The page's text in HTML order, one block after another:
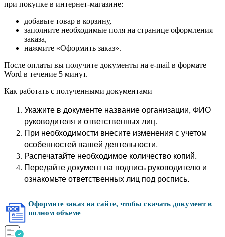
при покупке в интернет-магазине:
добавьте товар в корзину,
заполните необходимые поля на странице оформления
заказа,
нажмите «Оформить заказ».
После оплаты вы получите документы на e-mail в формате
Word в течение 5 минут.
Как работать с полученными документами
Укажите в документе название организации, ФИО
руководителя и ответственных лиц.
При необходимости внесите изменения с учетом
особенностей вашей деятельности.
Распечатайте необходимое количество копий.
Передайте документ на подпись руководителю и
ознакомьте ответственных лиц под роспись.
Оформите заказ на сайте, чтобы скачать документ в
полном объеме